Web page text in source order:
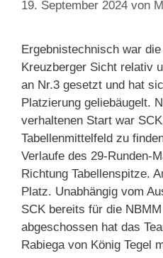
19. September 2024 von
Ergebnistechnisch war
Kreuzberger Sicht relativ
an Nr.3 gesetzt und hat
Platzierung geliebäugelt.
verhaltenen Start war
Tabellenmittelfeld zu
Verlaufe des 29-Runden-
Richtung Tabellenspitze.
Platz. Unabhängig vom
SCK bereits für die
abgeschossen hat das
Rabiega von König Tegel